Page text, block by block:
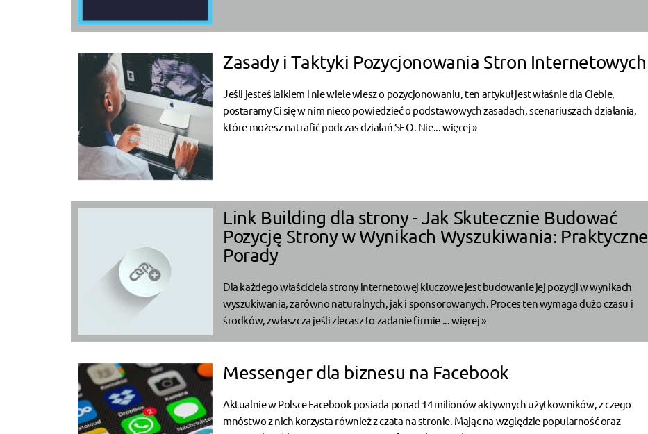
Zasady i Taktyki Pozycjonowania Stron Internetowych
Jeśli jesteś laikiem i nie wiele wiesz o pozycjonowaniu, ten artykuł jest właśnie dla Ciebie,
postaramy Ci się w nim nieco powiedzieć o podstawowych zasadach, scenariuszach działania,
które możesz natrafić podczas działań SEO. Nie...więcej »
Link Building dla strony - Jak Skutecznie Budować
Pozycję Strony w Wynikach Wyszukiwania: Praktyczne
Porady
Dla każdego właściciela strony internetowej kluczowe jest budowanie jej pozycji w wynikach
wyszukiwania, zarówno naturalnych, jak i sponsorowanych. Proces ten wymaga dużo czasu i
środków, zwłaszcza jeśli zlecasz to zadanie firmie ...więcej »
Messenger dla biznesu na Facebook
Aktualnie w Polsce Facebook posiada ponad 14 milionów aktywnych użytkowników, z czego
mnóstwo z nich korzysta również z czata na stronie. Mając na względzie popularność oraz